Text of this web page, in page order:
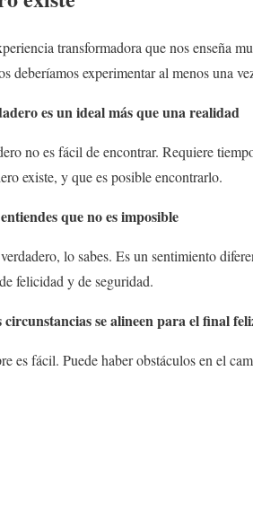
transformadora que nos enseña
deberíamos experimentar al menos una
es un ideal más que una realidad
no es fácil de encontrar. Requiere
existe, y que es posible encontrarlo.
que no es imposible
lo sabes. Es un sentimiento
felicidad y de seguridad.
se alineen para el final
es fácil. Puede haber obstáculos en el